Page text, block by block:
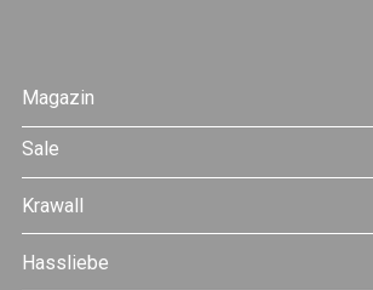
Magazin
Sale
Krawall
Hassliebe